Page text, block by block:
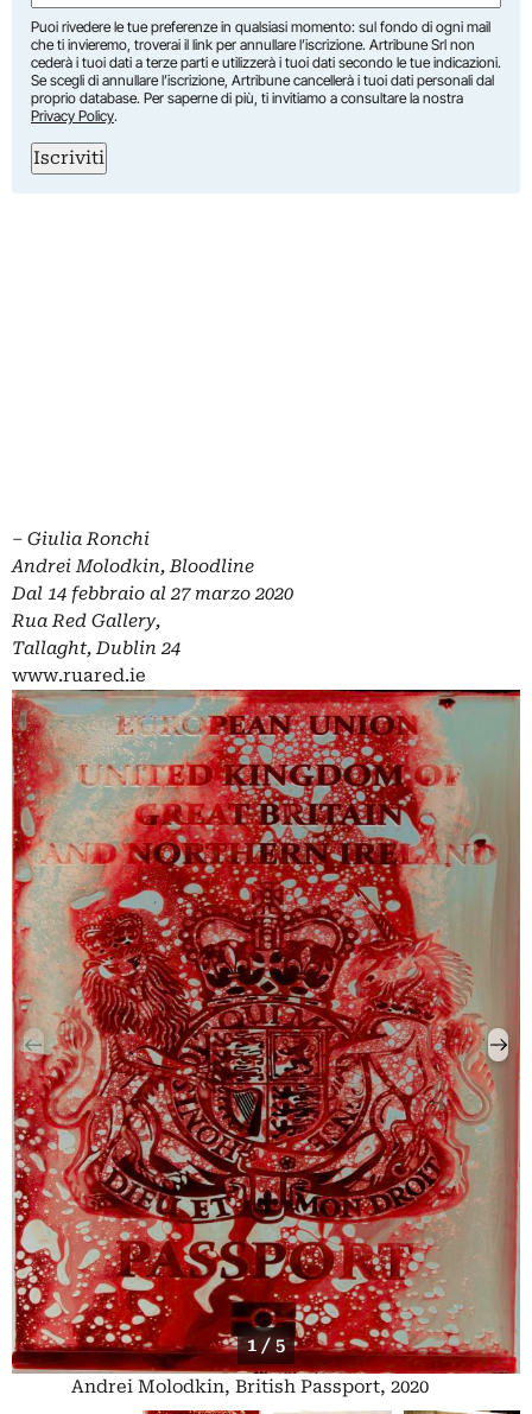
Puoi rivedere le tue preferenze in qualsiasi momento: sul fondo di ogni mail
che ti invieremo, troverai il link per annullare l’iscrizione. Artribune Srl non
cederà i tuoi dati a terze parti e utilizzerà i tuoi dati secondo le tue indicazioni.
Se scegli di annullare l’iscrizione, Artribune cancellerà i tuoi dati personali dal
proprio database. Per saperne di più, ti invitiamo a consultare la nostra
Privacy Policy.
Iscriviti
– Giulia Ronchi
Andrei Molodkin, Bloodline
Dal 14 febbraio al 27 marzo 2020
Rua Red Gallery,
Tallaght, Dublin 24
www.ruared.ie
1 / 5
Andrei Molodkin, British Passport, 2020